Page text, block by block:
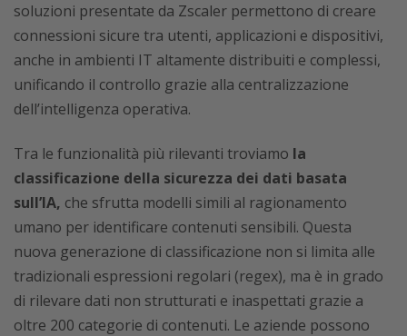
soluzioni presentate da Zscaler permettono di creare
connessioni sicure tra utenti, applicazioni e dispositivi,
anche in ambienti IT altamente distribuiti e complessi,
unificando il controllo grazie alla centralizzazione
dell’intelligenza operativa.
Tra le funzionalità più rilevanti troviamo la
classificazione della sicurezza dei dati basata
sull’IA, che sfrutta modelli simili al ragionamento
umano per identificare contenuti sensibili. Questa
nuova generazione di classificazione non si limita alle
tradizionali espressioni regolari (regex), ma è in grado
di rilevare dati non strutturati e inaspettati grazie a
oltre 200 categorie di contenuti. Le aziende possono